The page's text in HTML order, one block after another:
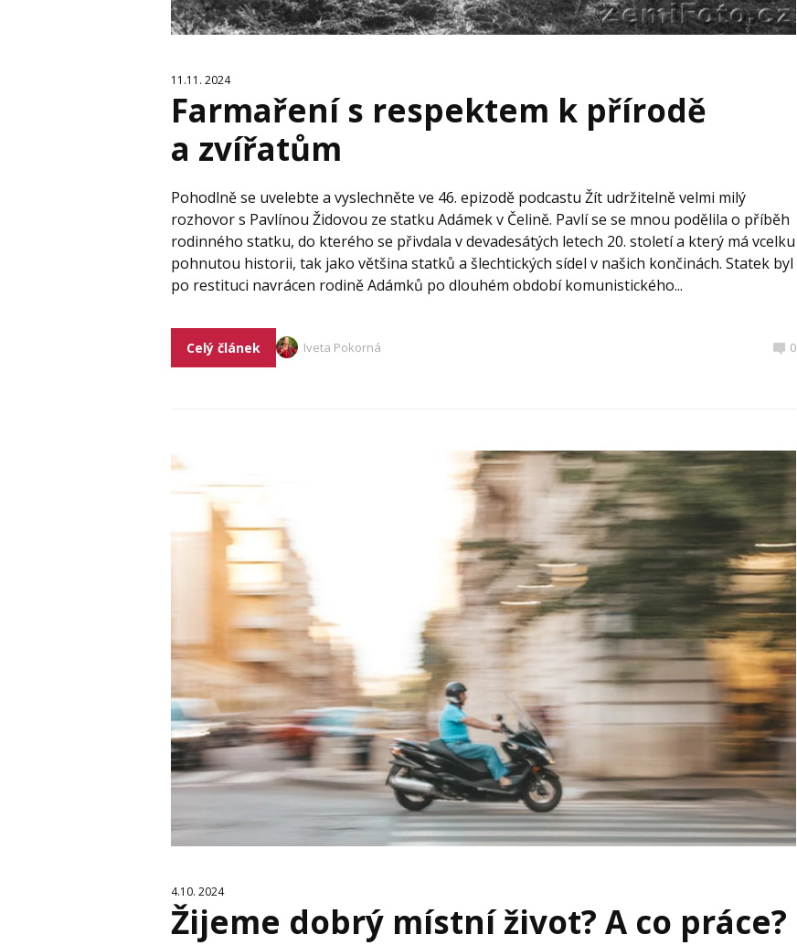
11.11. 2024
Farmaření s respektem k přírodě
a zvířatům
Pohodlně se uvelebte a vyslechněte ve 46. epizodě podcastu Žít udržitelně velmi milý
rozhovor s Pavlínou Židovou ze statku Adámek v Čelině. Pavlí se se mnou podělila o příběh
rodinného statku, do kterého se přivdala v devadesátých letech 20. století a který má vcelku
pohnutou historii, tak jako většina statků a šlechtických sídel v našich končinách. Statek byl
po restituci navrácen rodině Adámků po dlouhém období komunistického...
Celý článek Iveta Pokorná 0
4.10. 2024
Žijeme dobrý místní život? A co práce?